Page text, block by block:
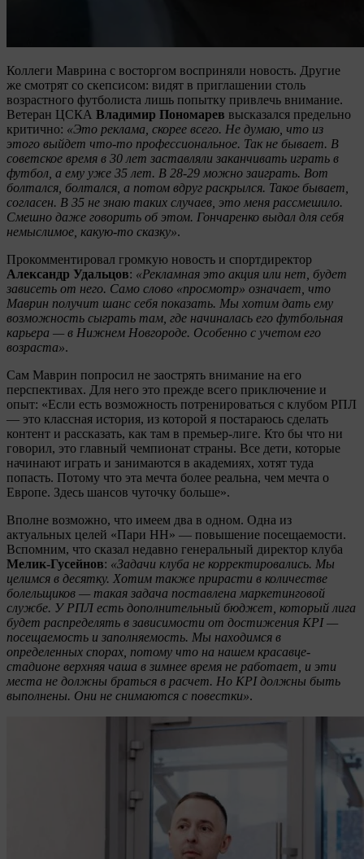
Коллеги Маврина с восторгом восприняли новость. Другие
же смотрят со скепсисом: видят в приглашении столь
возрастного футболиста лишь попытку привлечь внимание.
Ветеран ЦСКА Владимир Пономарев высказался предельно
критично: «Это реклама, скорее всего. Не думаю, что из
этого выйдет что-то профессиональное. Так не бывает. В
советское время в 30 лет заставляли заканчивать играть в
футбол, а ему уже 35 лет. В 28-29 можно заиграть. Вот
болтался, болтался, а потом вдруг раскрылся. Такое бывает,
согласен. В 35 не знаю таких случаев, это меня рассмешило.
Смешно даже говорить об этом. Гончаренко выдал для себя
немыслимое, какую-то сказку».
Прокомментировал громкую новость и спортдиректор
Александр Удальцов: «Рекламная это акция или нет, будет
зависеть от него. Само слово «просмотр» означает, что
Маврин получит шанс себя показать. Мы хотим дать ему
возможность сыграть там, где начиналась его футбольная
карьера — в Нижнем Новгороде. Особенно с учетом его
возраста».
Сам Маврин попросил не заострять внимание на его
перспективах. Для него это прежде всего приключение и
опыт: «Если есть возможность потренироваться с клубом РПЛ
— это классная история, из которой я постараюсь сделать
контент и рассказать, как там в премьер-лиге. Кто бы что ни
говорил, это главный чемпионат страны. Все дети, которые
начинают играть и занимаются в академиях, хотят туда
попасть. Потому что эта мечта более реальна, чем мечта о
Европе. Здесь шансов чуточку больше».
Вполне возможно, что имеем два в одном. Одна из
актуальных целей «Пари НН» — повышение посещаемости.
Вспомним, что сказал недавно генеральный директор клуба
Мелик-Гусейнов: «Задачи клуба не корректировались. Мы
целимся в десятку. Хотим также прирасти в количестве
болельщиков — такая задача поставлена маркетинговой
службе. У РПЛ есть дополнительный бюджет, который лига
будет распределять в зависимости от достижения KPI —
посещаемость и заполняемость. Мы находимся в
определенных спорах, потому что на нашем красавце-
стадионе верхняя чаша в зимнее время не работает, и эти
места не должны браться в расчет. Но KPI должны быть
выполнены. Они не снимаются с повестки».